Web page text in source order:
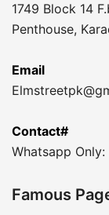
1749 Block 14
Penthouse,
Email
Contact#
Whatsapp
Famous